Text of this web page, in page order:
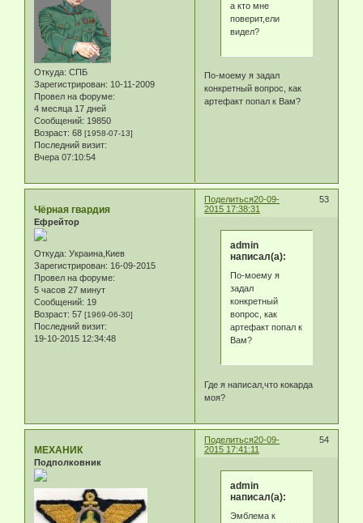
Откуда: СПБ
Зарегистрирован: 10-11-2009
Провел на форуме:
4 месяца 17 дней
Сообщений: 19850
Возраст: 68 [1958-07-13]
Последний визит:
Вчера 07:10:54
а кто мне
поверит,ели
видел?
По-моему я задал
конкретный вопрос, как
артефакт попал к Вам?
Поделиться 53
20-09-
2015 17:38:31
Чёрная гвардия
Ефрейтор
Откуда: Украина,Киев
Зарегистрирован: 16-09-2015
Провел на форуме:
5 часов 27 минут
Сообщений: 19
Возраст: 57 [1969-06-30]
Последний визит:
19-10-2015 12:34:48
admin
написал(а):
По-моему я
задал
конкретный
вопрос, как
артефакт попал к
Вам?
Где я написал,что кокарда
моя?
Поделиться 54
20-09-
2015 17:41:11
МЕХАНИК
Подполковник
admin
написал(а):
Эмблема к